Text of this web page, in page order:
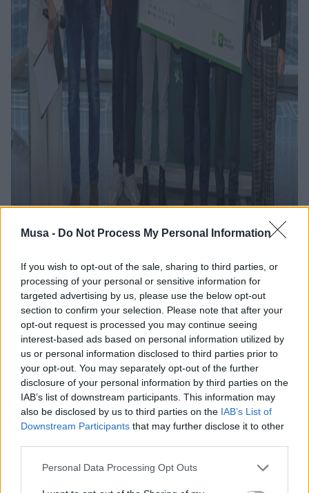
Musa - Do Not Process My Personal Information
If you wish to opt-out of the sale, sharing to third parties, or
processing of your personal or sensitive information for
targeted advertising by us, please use the below opt-out
section to confirm your selection. Please note that after your
opt-out request is processed you may continue seeing
interest-based ads based on personal information utilized by
us or personal information disclosed to third parties prior to
your opt-out. You may separately opt-out of the further
disclosure of your personal information by third parties on the
IAB’s list of downstream participants. This information may
also be disclosed by us to third parties on the IAB’s List of
Downstream Participants that may further disclose it to other
Personal Data Processing Opt Outs
SMUSH Materials: la
startup vincitrice del
Premio Sostenibilità
di Start Cup
Lombardia 2024
16 DICEMBRE 2024